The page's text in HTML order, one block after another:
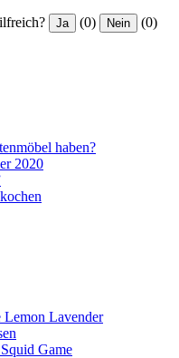
Ja (0) Nein (0)
haben?
2020
Lemon Lavender
Game